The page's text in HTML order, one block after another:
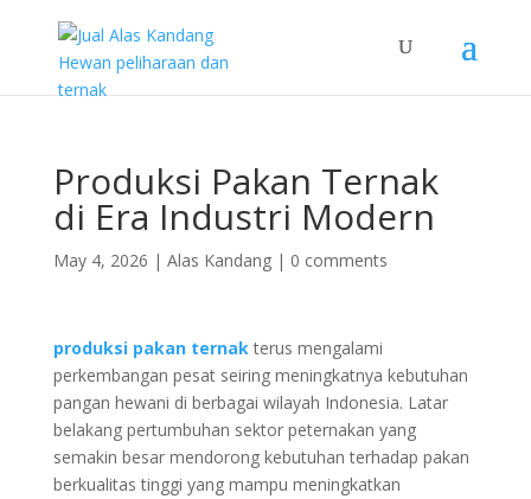
Produksi Pakan Ternak
di Era Industri Modern
May 4, 2026 | Alas Kandang| 0 comments
produksi pakan ternakterus mengalami
perkembangan pesat seiring meningkatnya kebutuhan
pangan hewani di berbagai wilayah Indonesia. Latar
belakang pertumbuhan sektor peternakan yang
semakin besar mendorong kebutuhan terhadap pakan
berkualitas tinggi yang mampu meningkatkan